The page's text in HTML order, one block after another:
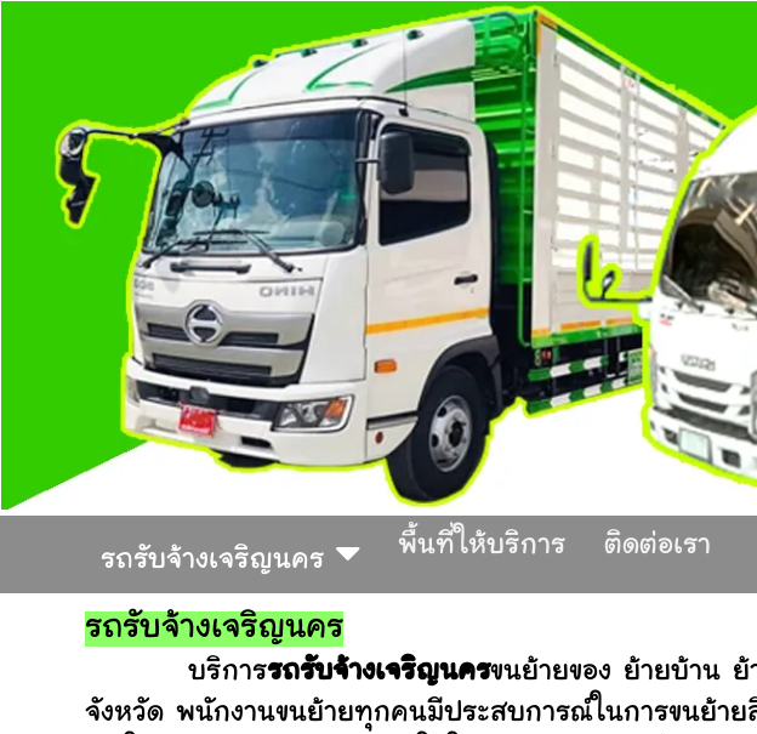
รถรับจ้างเจริญนคร
พื้นที่ให้บริการ ติดต่อเรา
รถรับจ้างเจริญนคร
บริการรถรับจ้างเจริญนครขนย้ายของ ย้ายบ้าน
จังหวัด พนักงานขนย้ายทุกคนมีประสบการณ์ในการขนย้าย